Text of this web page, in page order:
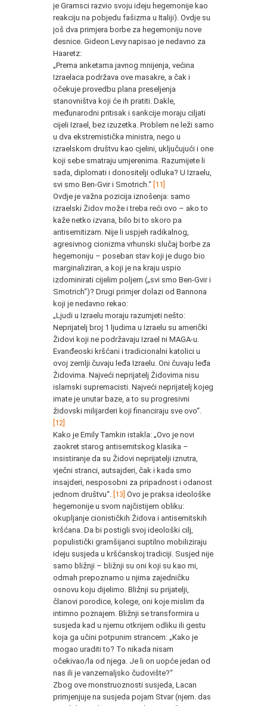
je Gramsci razvio svoju ideju hegemonije kao
reakciju na pobjedu fašizma u Italiji). Ovdje su
još dva primjera borbe za hegemoniju nove
desnice. Gideon Levy napisao je nedavno za
Haaretz:
„Prema anketama javnog mnijenja, većina
Izraelaca podržava ove masakre, a čak i
očekuje provedbu plana preseljenja
stanovništva koji će ih pratiti. Dakle,
međunarodni pritisak i sankcije moraju ciljati
cijeli Izrael, bez izuzetka. Problem ne leži samo
u dva ekstremistička ministra, nego u
izraelskom društvu kao cjelini, uključujući i one
koji sebe smatraju umjerenima. Razumijete li
sada, diplomati i donositelji odluka? U Izraelu,
svi smo Ben-Gvir i Smotrich.“ [11]
Ovdje je važna pozicija iznošenja: samo
izraelski Židov može i treba reći ovo – ako to
kaže netko izvana, bilo bi to skoro pa
antisemitizam. Nije li uspjeh radikalnog,
agresivnog cionizma vrhunski slučaj borbe za
hegemoniju – poseban stav koji je dugo bio
marginaliziran, a koji je na kraju uspio
izdominirati cijelim poljem („svi smo Ben-Gvir i
Smotrich“)? Drugi primjer dolazi od Bannona
koji je nedavno rekao:
„Ljudi u Izraelu moraju razumjeti nešto:
Neprijatelj broj 1 ljudima u Izraelu su američki
Židovi koji ne podržavaju Izrael ni MAGA-u.
Evanđeoski kršćani i tradicionalni katolici u
ovoj zemlji čuvaju leđa Izraelu. Oni čuvaju leđa
Židovima. Najveći neprijatelj Židovima nisu
islamski supremacisti. Najveći neprijatelj kojeg
imate je unutar baze, a to su progresivni
židovski milijarderi koji financiraju sve ovo“.
[12]
Kako je Emily Tamkin istakla: „Ovo je novi
zaokret starog antisemitskog klasika –
insistiranje da su Židovi neprijatelji iznutra,
vječni stranci, autsajderi, čak i kada smo
insajderi, nesposobni za pripadnost i odanost
jednom društvu“.
[13] Ovo je praksa ideološke
hegemonije u svom najčistijem obliku:
okupljanje cionističkih Židova i antisemitskih
kršćana. Da bi postigli svoj ideološki cilj,
populistički gramšijanci suptilno mobiliziraju
ideju susjeda u kršćanskoj tradiciji. Susjed nije
samo bližnji – bližnji su oni koji su kao mi,
odmah prepoznamo u njima zajedničku
osnovu koju dijelimo. Bližnji su prijatelji,
članovi porodice, kolege, oni koje mislim da
intimno poznajem. Bližnji se transformira u
susjeda kad u njemu otkrijem odliku ili gestu
koja ga učini potpunim strancem: „Kako je
mogao uraditi to? To nikada nisam
očekivao/la od njega. Je li on uopće jedan od
nas ili je vanzemaljsko čudovište?“
Zbog ove monstruoznosti susjeda, Lacan
primjenjuje na susjeda pojam Stvar (njem. das